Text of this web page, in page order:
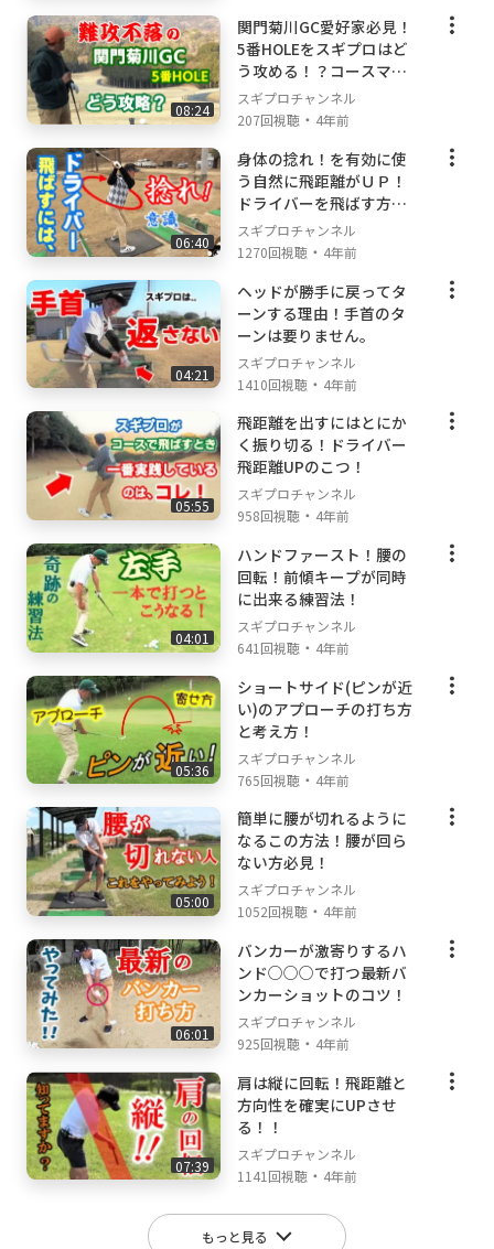
08:24
関門菊川GC愛好家必見！
5番HOLEをスギプロはど
う攻める！？コースマネ
ージメント法！
スギプロチャンネル
207回視聴 ・ 4年前
06:40
身体の捻れ！を有効に使
う自然に飛距離がＵＰ！
ドライバーを飛ばす方法
はこれ！
スギプロチャンネル
1270回視聴 ・ 4年前
04:21
ヘッドが勝手に戻ってタ
ーンする理由！手首のタ
ーンは要りません。
スギプロチャンネル
1410回視聴 ・ 4年前
05:55
飛距離を出すにはとにか
く振り切る！ドライバー
飛距離UPのこつ！
スギプロチャンネル
958回視聴 ・ 4年前
04:01
ハンドファースト！腰の
回転！前傾キープが同時
に出来る練習法！
スギプロチャンネル
641回視聴 ・ 4年前
05:36
ショートサイド(ピンが近
い)のアプローチの打ち方
と考え方！
スギプロチャンネル
765回視聴 ・ 4年前
05:00
簡単に腰が切れるように
なるこの方法！腰が回ら
ない方必見！
スギプロチャンネル
1052回視聴 ・ 4年前
06:01
バンカーが激寄りするハ
ンド○○○で打つ最新バ
ンカーショットのコツ！
スギプロチャンネル
925回視聴 ・ 4年前
07:39
肩は縦に回転！飛距離と
方向性を確実にUPさせ
る！！
スギプロチャンネル
1141回視聴 ・ 4年前
もっと見る